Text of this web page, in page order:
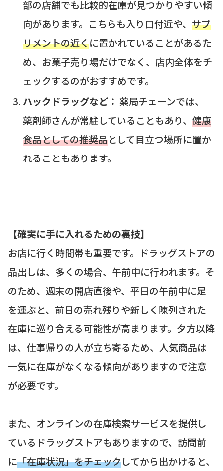
部の店舗でも比較的在庫が見つかりやすい傾
向があります。こちらも入り口付近や、 サプ
リメントの近くに置かれていることがあるた
め、お菓子売り場だけでなく、店内全体をチ
ェックするのがおすすめです。
ハックドラッグなど： 薬局チェーンでは、
薬剤師さんが常駐していることもあり、 健康
食品としての推奨品として目立つ場所に置か
れることもあります。
【確実に手に入れるための裏技】
お店に行く時間帯も重要です。ドラッグストアの
品出しは、多くの場合、午前中に行われます。そ
のため、週末の開店直後や、平日の午前中に足
を運ぶと、前日の売れ残りや新しく陳列された
在庫に巡り合える可能性が高まります。夕方以降
は、仕事帰りの人が立ち寄るため、人気商品は
一気に在庫がなくなる傾向がありますので注意
が必要です。
また、オンラインの在庫検索サービスを提供し
ているドラッグストアもありますので、訪問前
に「在庫状況」をチェックしてから出かけると、